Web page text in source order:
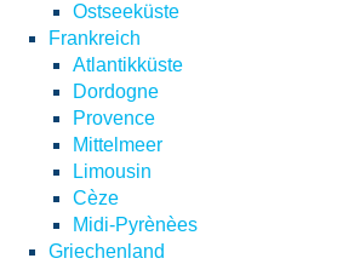
Ostseeküste
Frankreich
Atlantikküste
Dordogne
Provence
Mittelmeer
Limousin
Cèze
Midi-Pyrènèes
Griechenland